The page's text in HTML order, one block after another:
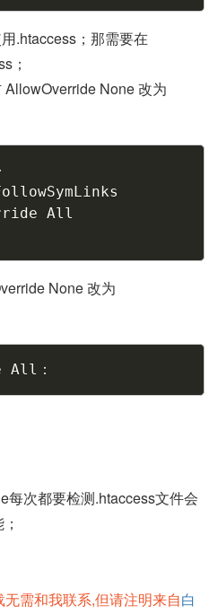
.htaccess；那需要在
；
None 改为
None 改为
All：
每次都要检测.htaccess文件会
需和我联系,但请注明来自白